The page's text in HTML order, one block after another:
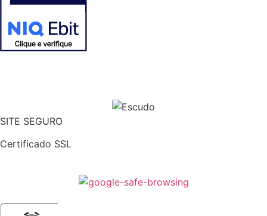
SITE SEGURO
Certificado SSL